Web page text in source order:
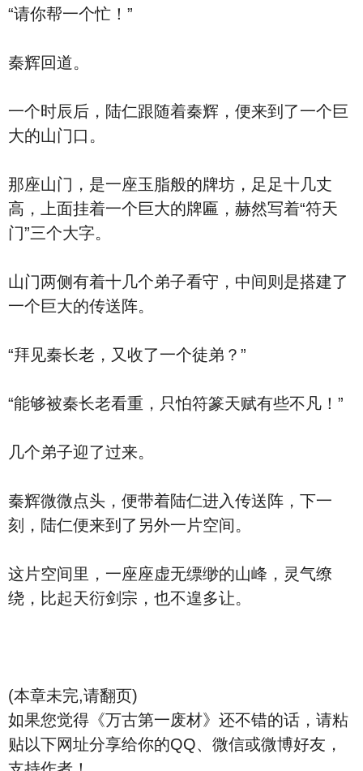
“请你帮一个忙！”
秦辉回道。
一个时辰后，陆仁跟随着秦辉，便来到了一个巨
大的山门口。
那座山门，是一座玉脂般的牌坊，足足十几丈
高，上面挂着一个巨大的牌匾，赫然写着“符天
门”三个大字。
山门两侧有着十几个弟子看守，中间则是搭建了
一个巨大的传送阵。
“拜见秦长老，又收了一个徒弟？”
“能够被秦长老看重，只怕符篆天赋有些不凡！”
几个弟子迎了过来。
秦辉微微点头，便带着陆仁进入传送阵，下一
刻，陆仁便来到了另外一片空间。
这片空间里，一座座虚无缥缈的山峰，灵气缭
绕，比起天衍剑宗，也不遑多让。
(本章未完,请翻页)
如果您觉得《万古第一废材》还不错的话，请粘
贴以下网址分享给你的QQ、微信或微博好友，